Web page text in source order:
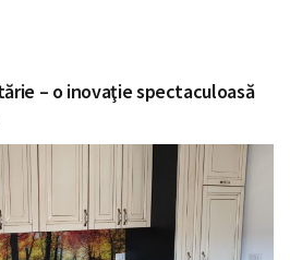
– o inovaţie spectaculoasă